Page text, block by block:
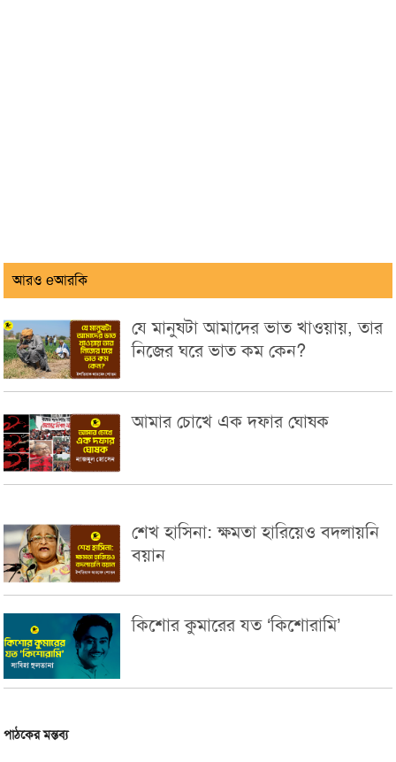
আরও eআরকি
যে মানুষটা আমাদের ভাত খাওয়ায়, তার
নিজের ঘরে ভাত কম কেন?
আমার চোখে এক দফার ঘোষক
শেখ হাসিনা: ক্ষমতা হারিয়েও বদলায়নি
বয়ান
কিশোর কুমারের যত ‘কিশোরামি’
পাঠকের মন্তব্য